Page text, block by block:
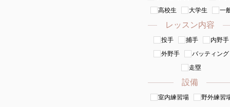
高校生
大学生 一
レッスン内容
投手 捕手
内野手
外野手
バッティング
走塁
設備
室内練習場
野外練習